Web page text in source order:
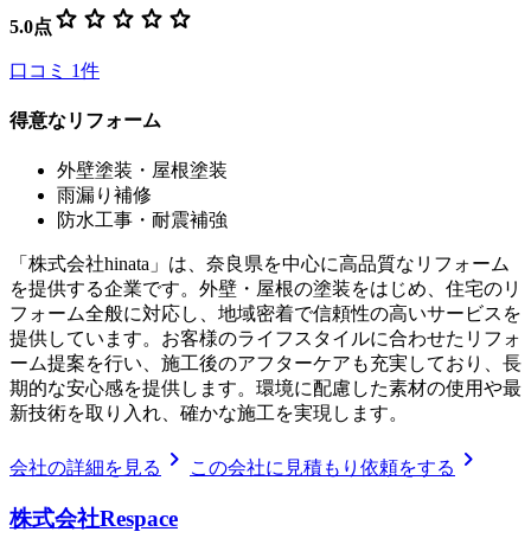
5.0点 star star star star star
口コミ 1件
得意なリフォーム
外壁塗装・屋根塗装
雨漏り補修
防水工事・耐震補強
「株式会社hinata」は、奈良県を中心に高品質なリフォーム
を提供する企業です。外壁・屋根の塗装をはじめ、住宅のリ
フォーム全般に対応し、地域密着で信頼性の高いサービスを
提供しています。お客様のライフスタイルに合わせたリフォ
ーム提案を行い、施工後のアフターケアも充実しており、長
期的な安心感を提供します。環境に配慮した素材の使用や最
新技術を取り入れ、確かな施工を実現します。
会社の詳細を見る chevron_right この会社に見積もり依頼をする chevron_right
株式会社Respace